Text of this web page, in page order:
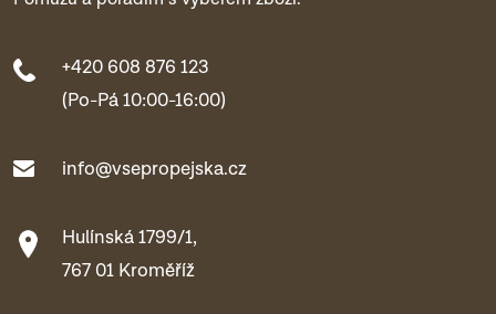
+420 608 876 123
(Po-Pá 10:00-16:00)
info@vsepropejska.cz
Hulínská 1799/1,
767 01 Kroměříž